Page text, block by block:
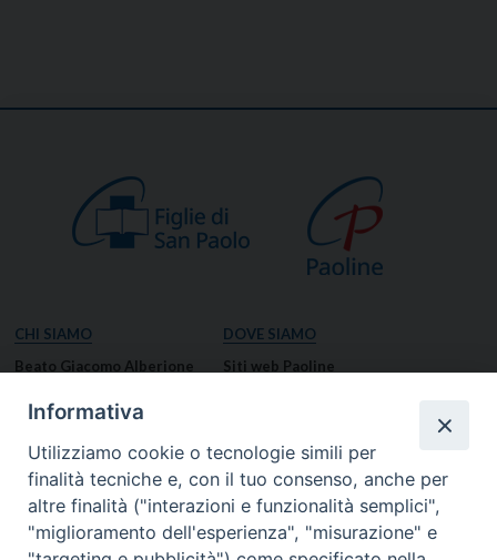
CHI SIAMO
Beato Giacomo Alberione
Missione Paolina
Luoghi delle Origini
Governo Generale
DOVE SIAMO
Siti web Paoline
Notizie dal governo generale
Notizie in breve
RISORSE
Informativa
Utilizziamo cookie o tecnologie simili per
finalità tecniche e, con il tuo consenso, anche per
altre finalità ("interazioni e funzionalità semplici",
"miglioramento dell'esperienza", "misurazione" e